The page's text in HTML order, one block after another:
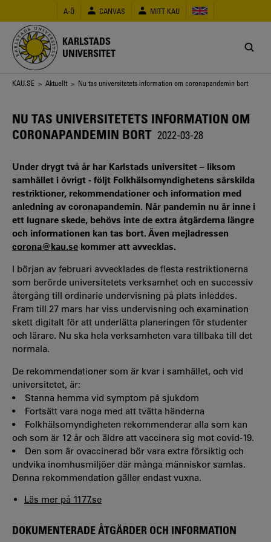
huvudinnehåll
A-Ö CANVAS MITT KAU
KARLSTADS
UNIVERSITET
Länkstig
KAU.SE > Aktuellt > Nu tas universitetets information om coronapandemin bort
NU TAS UNIVERSITETETS INFORMATION OM
CORONAPANDEMIN BORT 2022-03-28
Under drygt två år har Karlstads universitet – liksom
samhället i övrigt - följt Folkhälsomyndighetens särskilda
restriktioner, rekommendationer och information med
anledning av coronapandemin. När pandemin nu är inne i
ett lugnare skede, behövs inte de extra åtgärderna längre
och informationen kan tas bort. Även mejladressen
corona@kau.se kommer att avvecklas.
I början av februari avvecklades de flesta restriktionerna
som berörde universitetets verksamhet och en successiv
återgång till ordinarie undervisning på plats inleddes.
Fram till 27 mars har viss undervisning och examination
skett digitalt för att underlätta planeringen för studenter
och lärare. Nu ska hela verksamheten vara tillbaka till det
normala.
De rekommendationer som är kvar i samhället, och vid
universitetet, är:
• Stanna hemma vid symptom på sjukdom
• Fortsätt vara noga med att tvätta händerna
• Folkhälsomyndigheten rekommenderar alla som kan
och som är 12 år och äldre att vaccinera sig mot covid-19.
• Den som är ovaccinerad bör vara extra försiktig och
undvika inomhusmiljöer där många människor samlas.
Denna rekommendation gäller endast vuxna.
Läs mer på 1177.se
DOKUMENTERADE ÅTGÄRDER OCH INFORMATION